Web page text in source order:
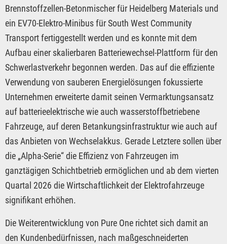
Brennstoffzellen-Betonmischer für Heidelberg Materials und
ein EV70-Elektro-Minibus für South West Community
Transport fertiggestellt werden und es konnte mit dem
Aufbau einer skalierbaren Batteriewechsel-Plattform für den
Schwerlastverkehr begonnen werden. Das auf die effiziente
Verwendung von sauberen Energielösungen fokussierte
Unternehmen erweiterte damit seinen Vermarktungsansatz
auf batterieelektrische wie auch wasserstoffbetriebene
Fahrzeuge, auf deren Betankungsinfrastruktur wie auch auf
das Anbieten von Wechselakkus. Gerade Letztere sollen über
die „Alpha-Serie“ die Effizienz von Fahrzeugen im
ganztägigen Schichtbetrieb ermöglichen und ab dem vierten
Quartal 2026 die Wirtschaftlichkeit der Elektrofahrzeuge
signifikant erhöhen.
Die Weiterentwicklung von Pure One richtet sich damit an
den Kundenbedürfnissen, nach maßgeschneiderten